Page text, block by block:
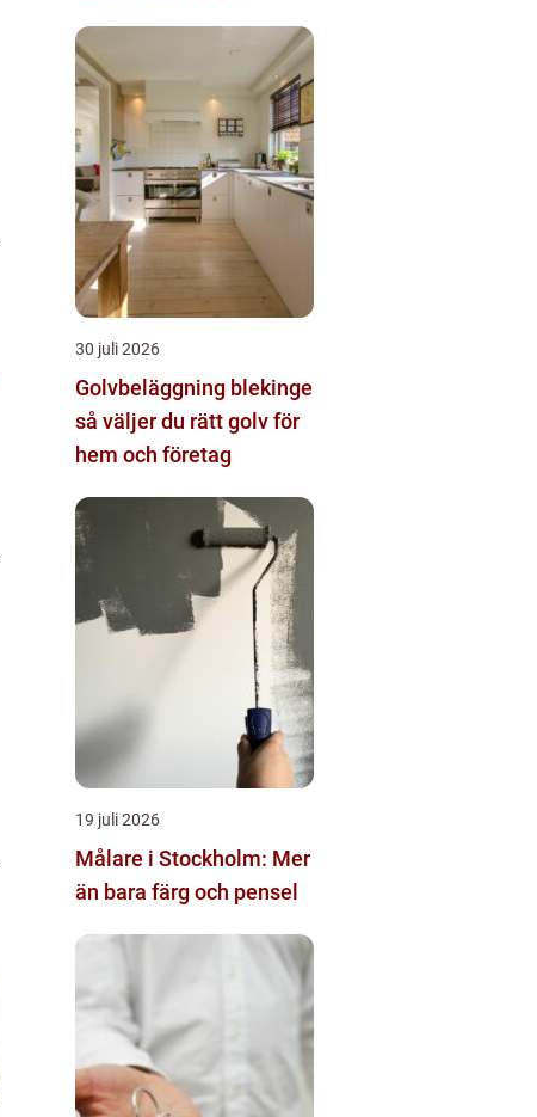
30 juli 2026
Golvbeläggning blekinge
så väljer du rätt golv för
hem och företag
19 juli 2026
Målare i Stockholm: Mer
än bara färg och pensel